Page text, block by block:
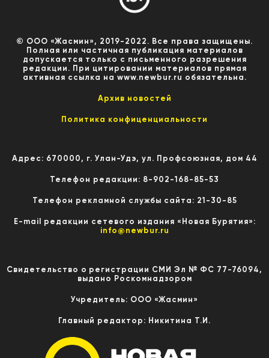
© ООО «Жасмин», 2019-2022. Все права защищены.
Полная или частичная публикация материалов
допускается только с письменного разрешения
редакции. При цитировании материалов прямая
активная ссылка на www.newbur.ru обязательна.
Архив новостей
Политика конфиценциальности
Адрес: 670000, г. Улан-Удэ, ул. Профсоюзная, дом 44
Телефон редакции: 8-902-168-85-53
Телефон рекламной службы сайта: 21-30-85
E-mail редакции сетевого издания «Новая Бурятия»:
info@newbur.ru
Свидетельство о регистрации СМИ Эл № ФС 77-76094,
выдано Роскомнадзором
Учредитель: ООО «Жасмин»
Главный редактор: Никитина Т.И.